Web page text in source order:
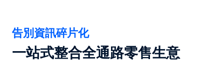
告別資訊碎片化
一站式整合全通路零售生意